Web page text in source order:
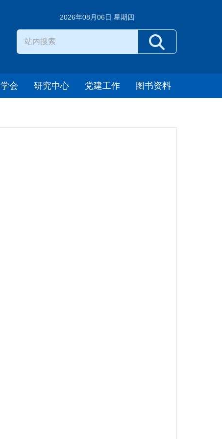
2026年08月06日 星期四
学会 研究中心 党建工作 图书资料